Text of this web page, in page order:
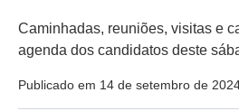
Caminhadas, reuniões, visitas e
agenda dos candidatos deste
Publicado em 14 de setembro de